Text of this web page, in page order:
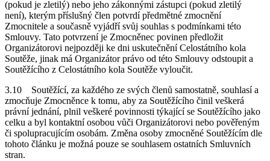
(pokud je zletilý) nebo jeho zákonnými zástupci (pokud zletilý
není), kterým příslušný člen potvrdí předmětné zmocnění
Zmocnitele a současně vyjádří svůj souhlas s podmínkami této
Smlouvy. Tato potvrzení je Zmocněnec povinen předložit
Organizátorovi nejpozději ke dni uskutečnění Celostátního kola
Soutěže, jinak má Organizátor právo od této Smlouvy odstoupit a
Soutěžícího z Celostátního kola Soutěže vyloučit.
3.10
Soutěžící, za každého ze svých členů samostatně, souhlasí a
zmocňuje Zmocněnce k tomu, aby za Soutěžícího činil veškerá
právní jednání, plnil veškeré povinnosti týkající se Soutěžícího jako
celku a byl kontaktní osobou vůči Organizátorovi nebo pověřeným
či spolupracujícím osobám. Změna osoby zmocněné Soutěžícím dle
tohoto článku je možná pouze se souhlasem ostatních Smluvních
stran.